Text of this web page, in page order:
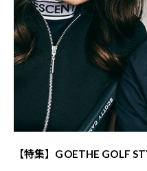
【特集】GOETHE GOLF